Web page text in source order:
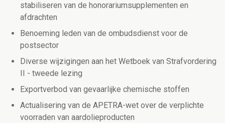
stabiliseren van de honorariumsupplementen en
afdrachten
Benoeming leden van de ombudsdienst voor de
postsector
Diverse wijzigingen aan het Wetboek van Strafvordering
II - tweede lezing
Exportverbod van gevaarlijke chemische stoffen
Actualisering van de APETRA-wet over de verplichte
voorraden van aardolieproducten